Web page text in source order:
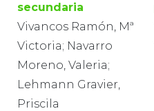
secundaria
Vivancos Ramón, Mª
Victoria; Navarro
Moreno, Valeria;
Lehmann Gravier,
Priscila